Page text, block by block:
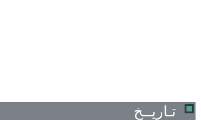
تـاریــخ